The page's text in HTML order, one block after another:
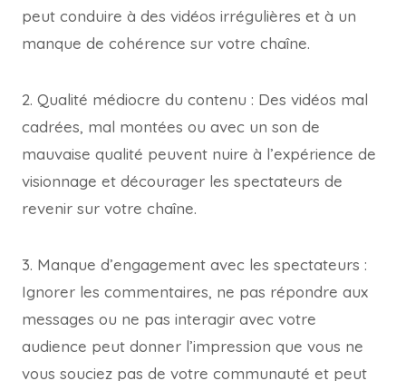
peut conduire à des vidéos irrégulières et à un
manque de cohérence sur votre chaîne.
2. Qualité médiocre du contenu : Des vidéos mal
cadrées, mal montées ou avec un son de
mauvaise qualité peuvent nuire à l’expérience de
visionnage et décourager les spectateurs de
revenir sur votre chaîne.
3. Manque d’engagement avec les spectateurs :
Ignorer les commentaires, ne pas répondre aux
messages ou ne pas interagir avec votre
audience peut donner l’impression que vous ne
vous souciez pas de votre communauté et peut